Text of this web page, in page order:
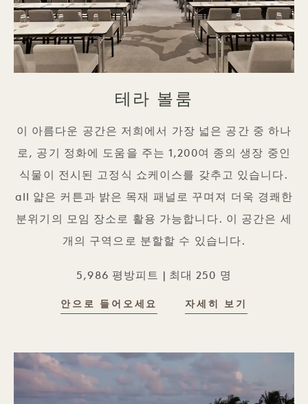
테라 볼룸
이 아름다운 공간은 저희에서 가장 넓은 공간 중 하나
로, 공기 정화에 도움을 주는 1,200여 종의 생장 중인
식물이 전시된 고정식 쇼케이스를 갖추고 있습니다.
all 얇은 커튼과 밝은 목재 패널로 꾸며져 더욱 경쾌한
분위기의 모임 장소로 활용 가능합니다. 이 공간은 세
개의 구역으로 분할할 수 있습니다.
5,986 평방피트 | 최대 250 명
안으로 들어오세요 자세히 보기